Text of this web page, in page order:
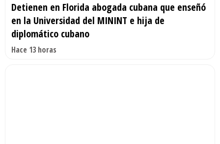
Detienen en Florida abogada cubana que enseñó
en la Universidad del MININT e hija de
diplomático cubano
Hace 13 horas